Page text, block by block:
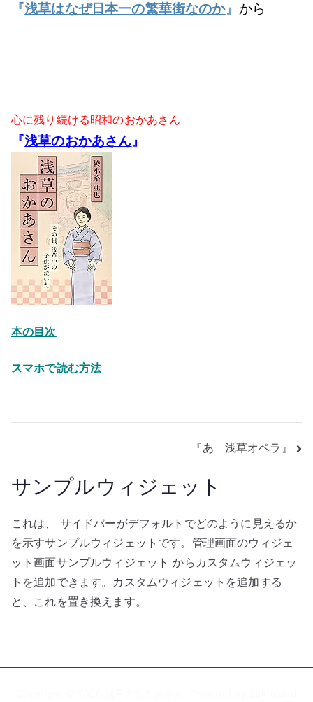
『浅草はなぜ日本一の繁華街なのか』 から
心に残り続ける昭和のおかあさん
『浅草のおかあさん』
本の目次
スマホで読む方法
稿
ビ
ゲ
ー
『あゝ浅草オペラ』
サンプルウィジェット
これは、 サイドバーがデフォルトでどのように見えるか
を示すサンプルウィジェットです。管理画面のウィジェ
ット画面サンプルウィジェット からカスタムウィジェッ
トを追加できます。カスタムウィジェットを追加する
と、これを置き換えます。